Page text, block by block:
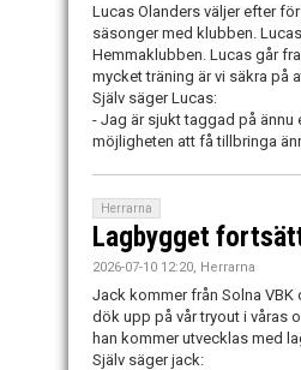
Lucas Olanders väljer efter
säsonger med klubben.
Hemmaklubben. Lucas går
mycket träning är vi säkra på
Själv säger Lucas:
- Jag är sjukt taggad på
möjligheten att få tillbringa
Herrarna
Lagbygget
2026-07-10 12:20, Herrarna
Jack kommer från Solna VBK
dök upp på vår tryout i våras
han kommer utvecklas med
Själv säger jack: